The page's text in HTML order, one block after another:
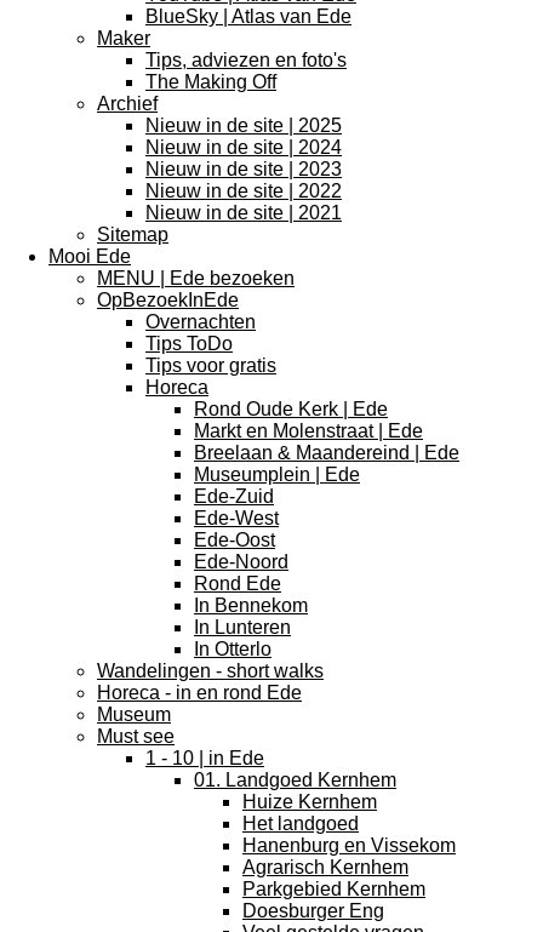
BlueSky | Atlas van Ede
Maker
Tips, adviezen en foto's
The Making Off
Archief
Nieuw in de site | 2025
Nieuw in de site | 2024
Nieuw in de site | 2023
Nieuw in de site | 2022
Nieuw in de site | 2021
Sitemap
Mooi Ede
MENU | Ede bezoeken
OpBezoekInEde
Overnachten
Tips ToDo
Tips voor gratis
Horeca
Rond Oude Kerk | Ede
Markt en Molenstraat | Ede
Breelaan & Maandereind | Ede
Museumplein | Ede
Ede-Zuid
Ede-West
Ede-Oost
Ede-Noord
Rond Ede
In Bennekom
In Lunteren
In Otterlo
Wandelingen - short walks
Horeca - in en rond Ede
Museum
Must see
1 - 10 | in Ede
01. Landgoed Kernhem
Huize Kernhem
Het landgoed
Hanenburg en Vissekom
Agrarisch Kernhem
Parkgebied Kernhem
Doesburger Eng